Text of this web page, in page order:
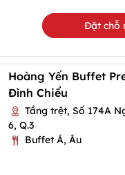
Đặt chỗ
Hoàng Yến Buffet
Đình Chiểu
Tầng trệt, Số 174A
6, Q.3
Buffet Á, Âu